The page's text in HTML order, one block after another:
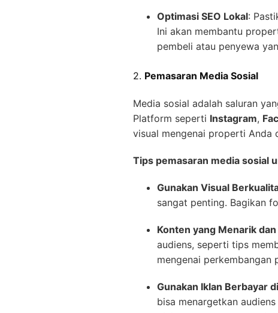
Optimasi SEO Lokal:
Ini akan membantu
pembeli atau penyewa
2. Pemasaran Media Sosial
Media sosial adalah saluran
Platform seperti Instagram,
visual mengenai properti Anda
Tips pemasaran media sosial
Gunakan Visual
sangat penting. Bagikan
Konten yang Menarik
audiens, seperti tips
mengenai perkembangan
Gunakan Iklan Berbayar
bisa menargetkan